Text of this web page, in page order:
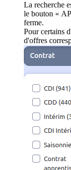
La recherche
le bouton «
ferme.
Pour certains
d'offres